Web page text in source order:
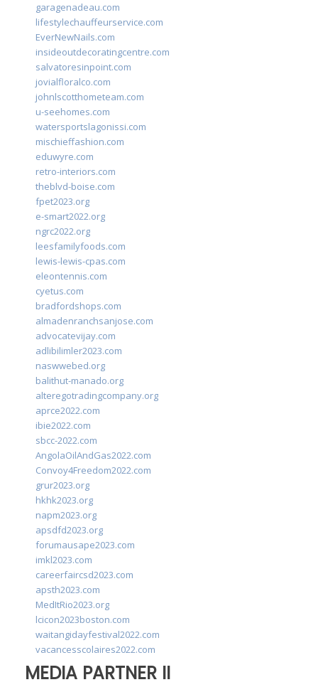
garagenadeau.com
lifestylechauffeurservice.com
EverNewNails.com
insideoutdecoratingcentre.com
salvatoresinpoint.com
jovialfloralco.com
johnlscotthometeam.com
u-seehomes.com
watersportslagonissi.com
mischieffashion.com
eduwyre.com
retro-interiors.com
theblvd-boise.com
fpet2023.org
e-smart2022.org
ngrc2022.org
leesfamilyfoods.com
lewis-lewis-cpas.com
eleontennis.com
cyetus.com
bradfordshops.com
almadenranchsanjose.com
advocatevijay.com
adlibilimler2023.com
naswwebed.org
balithut-manado.org
alteregotradingcompany.org
aprce2022.com
ibie2022.com
sbcc-2022.com
AngolaOilAndGas2022.com
Convoy4Freedom2022.com
grur2023.org
hkhk2023.org
napm2023.org
apsdfd2023.org
forumausape2023.com
imkl2023.com
careerfaircsd2023.com
apsth2023.com
MedItRio2023.org
lcicon2023boston.com
waitangidayfestival2022.com
vacancesscolaires2022.com
MEDIA PARTNER II